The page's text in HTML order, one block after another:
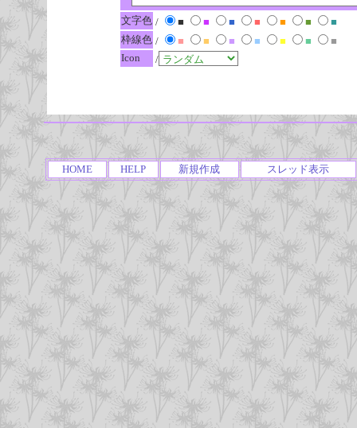
文字色 / ■ ■ ■ ■ ■ ■
■
枠線色 / ■ ■ ■ ■ ■ ■
■
Icon
/
HOME HELP 新規作成 スレッド表示